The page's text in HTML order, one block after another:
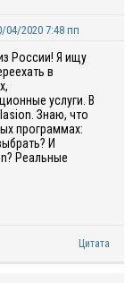
04/2020 7:48 пп
России! Я ищу
в
услуги. В
Знаю, что
программах:
И
Реальные
Цитата